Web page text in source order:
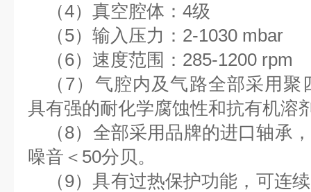
（4） 真空腔体： 4级
（5） 输入压力： 2-1030 mbar
（6） 速度范围： 285-1200 rpm
（7） 气腔内及气路全部采用聚
具有强的耐化学腐蚀性和抗有机溶
（8） 全部采用品牌的进口轴承
噪音＜ 50分贝。
（9）具有过热保护功能，可连续